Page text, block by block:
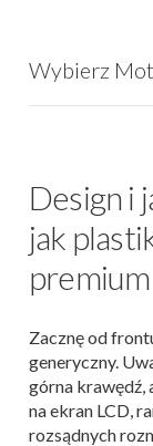
Wybierz
Design i
jak
premium
Zacznę od
generyczny.
górna krawędź,
na ekran LCD,
rozsądnych